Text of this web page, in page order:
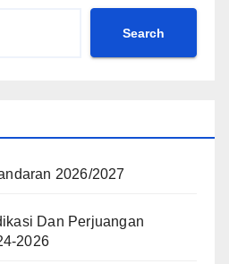
Search
2026/2027
Dan Perjuangan
2026